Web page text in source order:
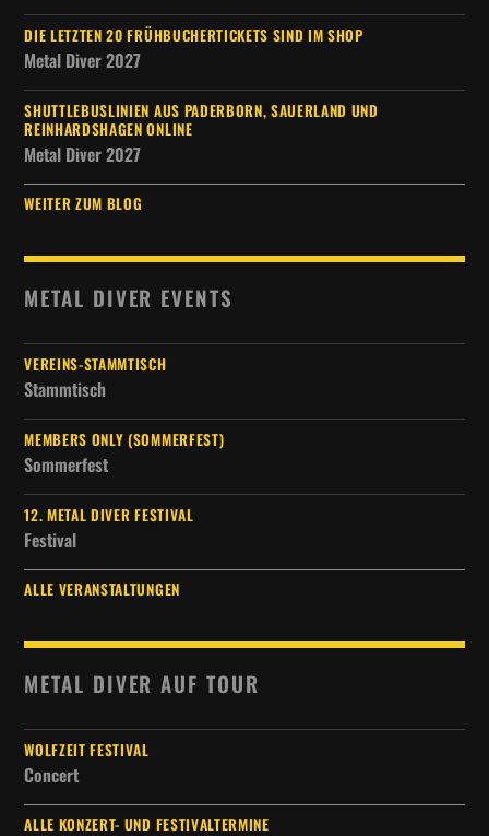
DIE LETZTEN 20 FRÜHBUCHERTICKETS SIND IM SHOP
Metal Diver 2027
SHUTTLEBUSLINIEN AUS PADERBORN, SAUERLAND UND
REINHARDSHAGEN ONLINE
Metal Diver 2027
WEITER ZUM BLOG
METAL DIVER EVENTS
VEREINS-STAMMTISCH
Stammtisch
MEMBERS ONLY (SOMMERFEST)
Sommerfest
12. METAL DIVER FESTIVAL
Festival
ALLE VERANSTALTUNGEN
METAL DIVER AUF TOUR
WOLFZEIT FESTIVAL
Concert
ALLE KONZERT- UND FESTIVALTERMINE